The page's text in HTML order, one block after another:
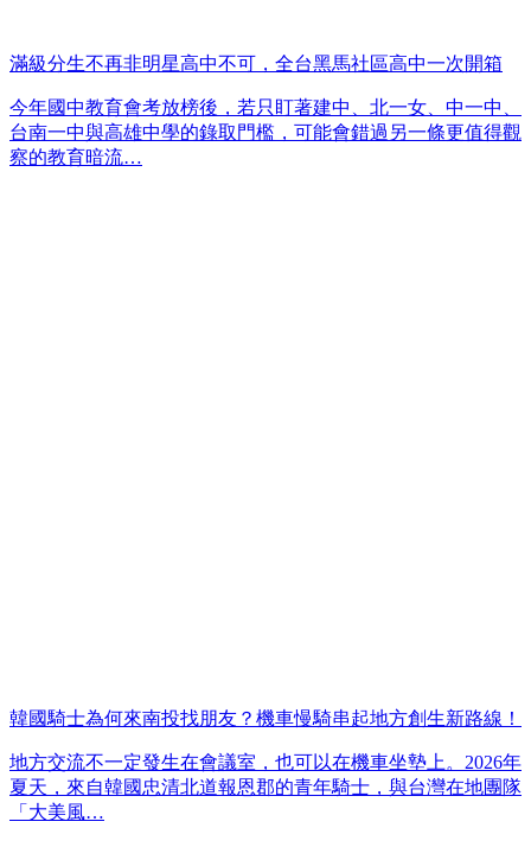
滿級分生不再非明星高中不可，全台黑馬社區高中一次開箱
今年國中教育會考放榜後，若只盯著建中、北一女、中一中、
台南一中與高雄中學的錄取門檻，可能會錯過另一條更值得觀
察的教育暗流…
韓國騎士為何來南投找朋友？機車慢騎串起地方創生新路線！
地方交流不一定發生在會議室，也可以在機車坐墊上。2026年
夏天，來自韓國忠清北道報恩郡的青年騎士，與台灣在地團隊
「大美風…